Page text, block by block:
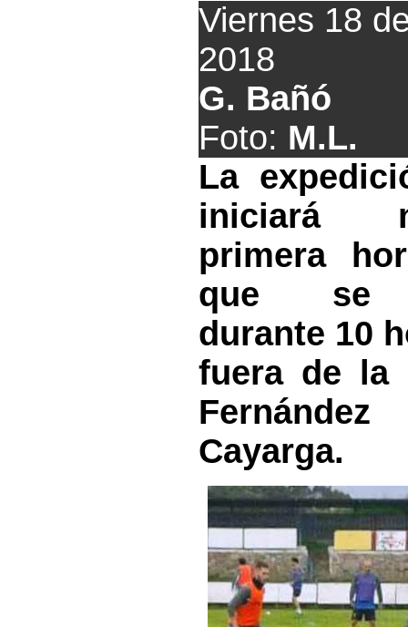
Viernes 18
2018
G. Bañó
Foto: M.L.
La
iniciará
primera
que se
durante 10
fuera de la
Cayarga.